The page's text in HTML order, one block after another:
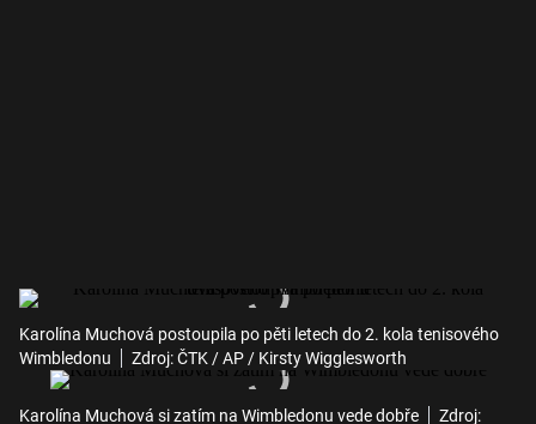
Karolína Muchová postoupila po pěti letech do 2. kola tenisového
Wimbledonu
Zdroj: ČTK / AP / Kirsty Wigglesworth
Karolína Muchová si zatím na Wimbledonu vede dobře
Zdroj: